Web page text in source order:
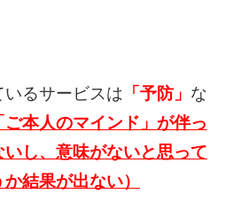
いるサービスは 「予防」 な
ご本人のマインド」が伴っ
し、意味がないと思って
結果が出ない）